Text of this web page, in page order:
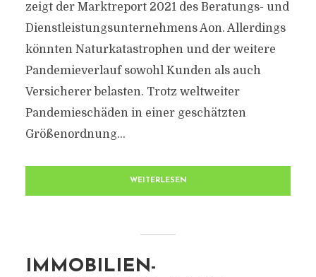
zeigt der Marktreport 2021 des Beratungs- und
Dienstleistungsunternehmens Aon. Allerdings
könnten Naturkatastrophen und der weitere
Pandemieverlauf sowohl Kunden als auch
Versicherer belasten. Trotz weltweiter
Pandemieschäden in einer geschätzten
Größenordnung...
WEITERLESEN
IMMOBILIEN-